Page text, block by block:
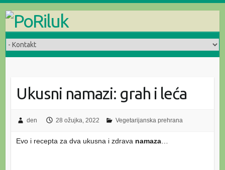
content
Ukusni namazi: grah i leća
den 28 ožujka, 2022 Vegetarijanska prehrana
Evo i recepta za dva ukusna i zdrava namaza…